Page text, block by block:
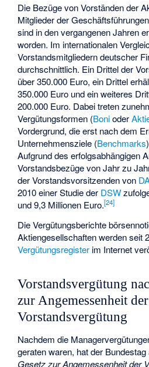
Die Bezüge von Vorständen der
Mitglieder der
sind in den vergangenen Jahren
worden. Im internationalen
Vorstandsmitgliedern deutscher
durchschnittlich. Ein Drittel der
über 350.000 Euro, ein Drittel
350.000 Euro und ein weiteres
200.000 Euro. Dabei treten
Vergütungsformen (Bonioder
Vordergrund, die erst nach dem
Unternehmensziele (Benchmarks
Aufgrund des erfolgsabhängigen
Vorstandsbezüge von Jahr zu
der Vorstandsvorsitzenden von
2010 einer Studie der DSW
und 9,3 Millionen Euro.[24]
Die Vergütungsberichte
Aktiengesellschaften werden seit
Vergütungsregister im Internet
Vorstandsvergütung
zur Angemessenheit der
Vorstandsvergütung
Nachdem die
geraten waren, hat der
Gesetz zur Angemessenheit der